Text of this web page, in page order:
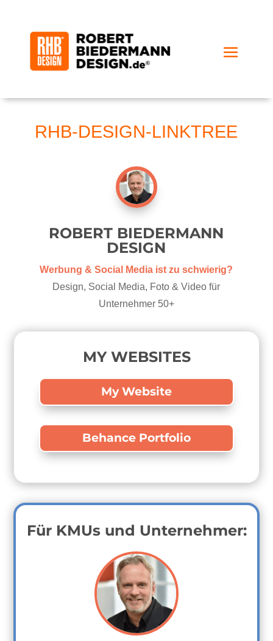
RHB-DESIGN-LINKTREE
ROBERT BIEDERMANN
DESIGN
Werbung & Social Media ist zu schwierig?
Design, Social Media, Foto & Video für
Unternehmer 50+
MY WEBSITES
My Website
Behance Portfolio
Für KMUs und Unternehmer: